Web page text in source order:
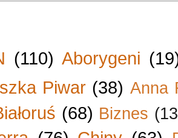
(110) Aborygeni
Piwar (38) Anna
(68) Biznes